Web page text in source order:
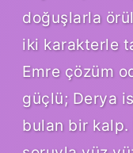
doğuşlarla
iki karakterle
Emre çözüm
güçlü; Derya
bulan bir kalp.